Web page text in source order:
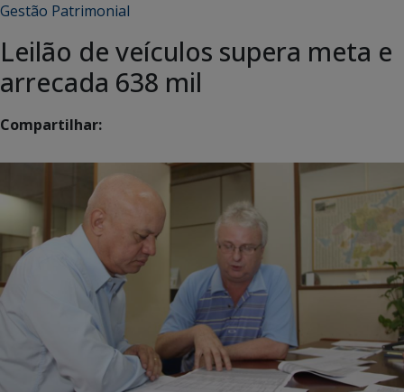
Gestão Patrimonial
Leilão de veículos supera meta e
arrecada 638 mil
Compartilhar: